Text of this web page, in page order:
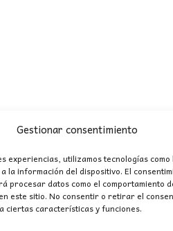
Gestionar consentimiento
experiencias, utilizamos tecnologías
la información del dispositivo. El
procesar datos como el comportamiento
este sitio. No consentir o retirar el
ciertas características y funciones.